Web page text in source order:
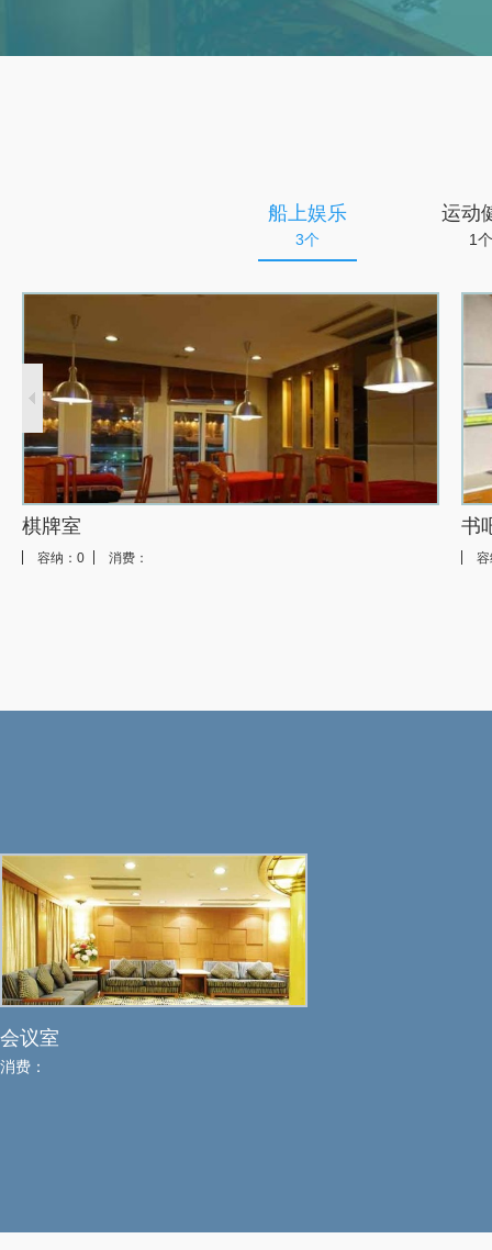
行政套房
香格里拉套房
船上娱乐
3个
运动
1个
棋牌室
容纳：0 消费：
书
健身房
容纳：0 消费：
会议室
消费：